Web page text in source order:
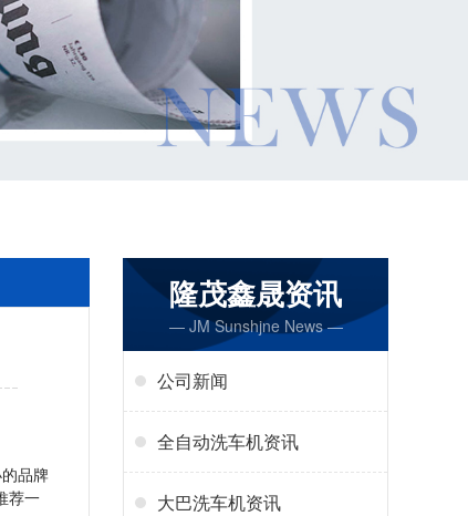
品牌
荐一
隆茂鑫晟资讯
— JM Sunshjne News —
公司新闻
全自动洗车机资讯
大巴洗车机资讯